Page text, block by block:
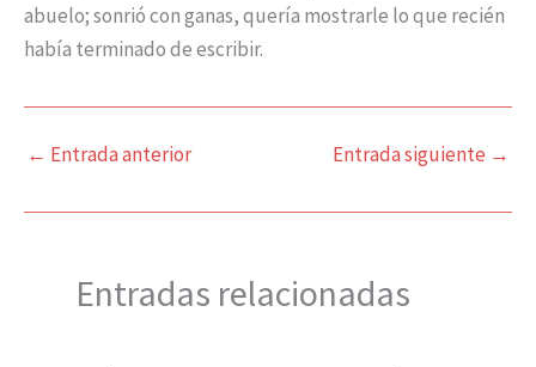
abuelo; sonrió con ganas, quería mostrarle lo que recién
había terminado de escribir.
← Entrada anterior Entrada siguiente →
Entradas relacionadas